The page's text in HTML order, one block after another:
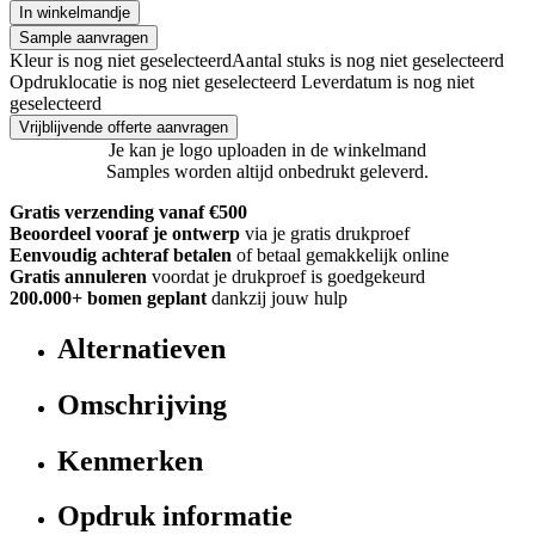
In winkelmandje
Sample aanvragen
Kleur is nog niet geselecteerdAantal stuks is nog niet geselecteerd
Opdruklocatie is nog niet geselecteerd Leverdatum is nog niet
geselecteerd
Vrijblijvende offerte aanvragen
Je kan je logo uploaden in de winkelmand
Samples worden altijd onbedrukt geleverd.
Gratis verzending vanaf €500
Beoordeel vooraf je ontwerp via je gratis drukproef
Eenvoudig achteraf betalen of betaal gemakkelijk online
Gratis annuleren voordat je drukproef is goedgekeurd
200.000+ bomen geplant dankzij jouw hulp
Alternatieven
Omschrijving
Kenmerken
Opdruk informatie